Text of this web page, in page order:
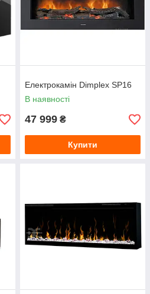
Електрокамін Dimplex SP16
В наявності
47 999 ₴
Купити